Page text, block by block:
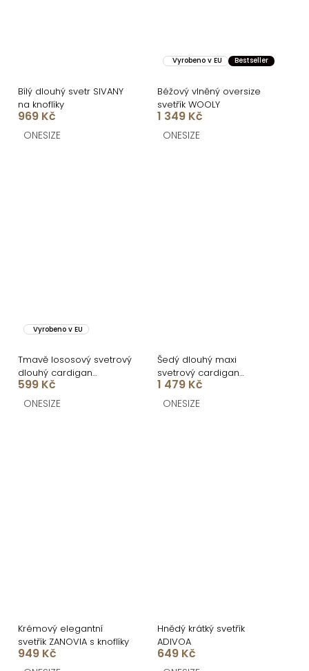
Bílý dlouhý svetr SIVANY
na knoflíky
969 Kč
ONESIZE
Vyrobeno v EU Bestseller
Béžový vlněný oversize
svetřík WOOLY
1 349 Kč
ONESIZE
Vyrobeno v EU
Tmavě lososový svetrový
dlouhý cardigan
SENTENCERO
599 Kč
ONESIZE
Šedý dlouhý maxi
svetrový cardigan
TOMELIR
1 479 Kč
ONESIZE
Krémový elegantní
svetřík ZANOVIA s knoflíky
949 Kč
Hnědý krátký svetřík
ADIVOA
649 Kč